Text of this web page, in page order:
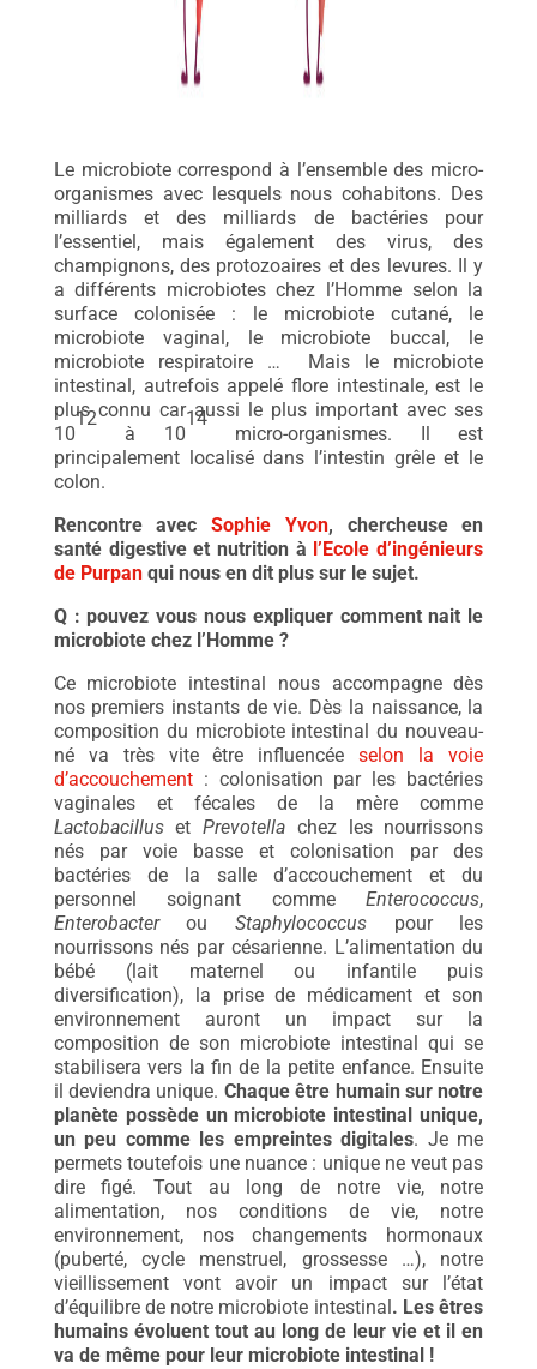
Le microbiote correspond à l’ensemble des micro-
organismes avec lesquels nous cohabitons. Des
milliards et des milliards de bactéries pour
l’essentiel, mais également des virus, des
champignons, des protozoaires et des levures. Il y
a différents microbiotes chez l’Homme selon la
surface colonisée : le microbiote cutané, le
microbiote vaginal, le microbiote buccal, le
microbiote respiratoire … Mais le microbiote
intestinal, autrefois appelé flore intestinale, est le
plus connu car aussi le plus important avec ses
10
12
à 10
14
micro-organismes. Il est
principalement localisé dans l’intestin grêle et le
colon.
Rencontre avecSophie Yvon, chercheuse en
santé digestive et nutrition à l’Ecole d’ingénieurs
de Purpanqui nous en dit plus sur le sujet.
Q : pouvez vous nous expliquer comment nait le
microbiote chez l’Homme ?
Ce microbiote intestinal nous accompagne dès
nos premiers instants de vie. Dès la naissance, la
composition du microbiote intestinal du nouveau-
né va très vite être influencéeselon la voie
d’accouchement: colonisation par les bactéries
vaginales et fécales de la mère comme
LactobacillusetPrevotella chez les nourrissons
nés par voie basse et colonisation par des
bactéries de la salle d’accouchement et du
personnel soignant commeEnterococcus,
Enterobacterou Staphylococcus pour les
nourrissons nés par césarienne. L’alimentation du
bébé (lait maternel ou infantile puis
diversification), la prise de médicament et son
environnement auront un impact sur la
composition de son microbiote intestinal qui se
stabilisera vers la fin de la petite enfance. Ensuite
il deviendra unique. Chaque être humain sur notre
planète possède un microbiote intestinal unique,
un peu comme les empreintes digitales. Je me
permets toutefois une nuance : unique ne veut pas
dire figé. Tout au long de notre vie, notre
alimentation, nos conditions de vie, notre
environnement, nos changements hormonaux
(puberté, cycle menstruel, grossesse …), notre
vieillissement vont avoir un impact sur l’état
d’équilibre de notre microbiote intestinal. Les êtres
humains évoluent tout au long de leur vie et il en
va de même pour leur microbiote intestinal !